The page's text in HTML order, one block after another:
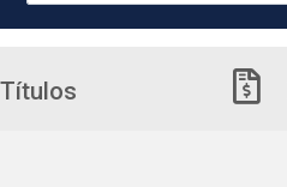
Títulos